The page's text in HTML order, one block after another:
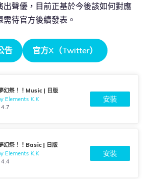
出聲優，目前正基於今後該如何對應
待官方後續發表。
告 官方X（Twitter）
幻祭！！Music | 日版
Elements K.K
4.7
安裝
幻祭！！Basic | 日版
Elements K.K
4.4
安裝